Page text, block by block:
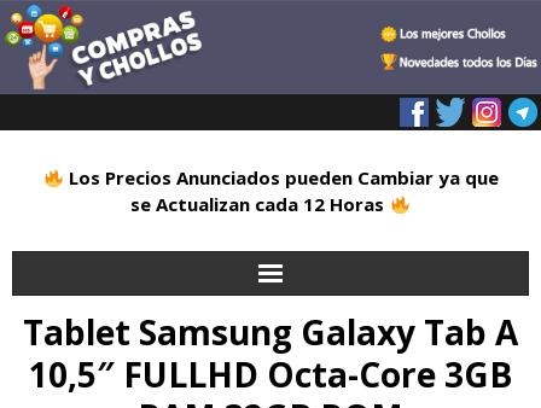
Los Precios Anunciados pueden Cambiar ya que
se Actualizan cada 12 Horas
Inicio
Alimentación
Tablet Samsung Galaxy Tab A
10,5″ FULLHD Octa-Core 3GB